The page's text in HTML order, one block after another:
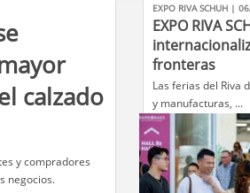
calzado
y compradores
negocios.
EXPO RIVA SCHUH |
EXPO RIVA
fronteras
​Las ferias del Riva
y manufacturas, ...